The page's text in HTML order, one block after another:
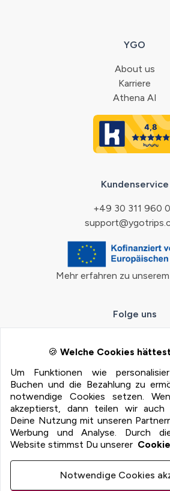
🍪 Welche Cookies
Um Funktionen wie
Buchen und die Bezahlung zu
notwendige Cookies setzen.
akzeptierst, dann teilen wir auch
Deine Nutzung mit unseren
Werbung und Analyse. Durch
Website stimmst Du unserer
Notwendige Cookies
YGO
About us
Karriere
Athena AI
Kundenservice
+49 30 311 960
Mehr erfahren zu
Folge uns
100% Sichere